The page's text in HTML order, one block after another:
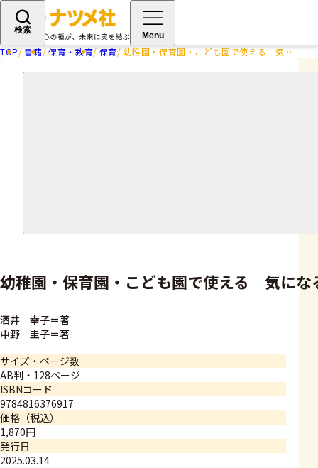
検索
Menu
TOP 書籍 保育・教育 保育 幼稚園・保育園・こども園で使える 気になる子の育ちを支える 個別の指導計画サポートブック
幼稚園・保育園・こども園で使える 気に
酒井 幸子＝著
中野 圭子＝著
サイズ・ページ数
AB判・128ページ
ISBNコード
9784816376917
価格（税込）
1,870円
発行日
2025.03.14